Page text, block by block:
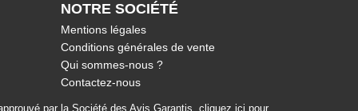
NOTRE SOCIÉTÉ
Mentions légales
Conditions générales de vente
Qui sommes-nous ?
Contactez-nous
par la Société des Avis Garantis, cliquez ici pour